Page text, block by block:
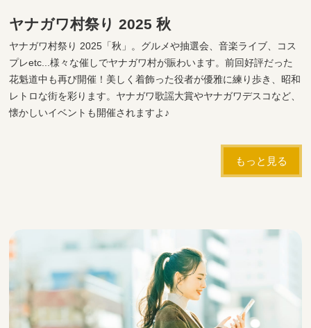
ヤナガワ村祭り 2025 秋
ヤナガワ村祭り 2025「秋」。グルメや抽選会、音楽ライブ、コス
プレetc...様々な催しでヤナガワ村が賑わいます。前回好評だった
花魁道中も再び開催！美しく着飾った役者が優雅に練り歩き、昭和
レトロな街を彩ります。ヤナガワ歌謡大賞やヤナガワデスコなど、
懐かしいイベントも開催されますよ♪
もっと見る